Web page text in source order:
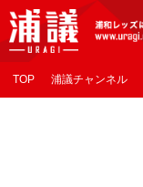
[浦議]浦和レッズについて
TOP 浦議チャンネル